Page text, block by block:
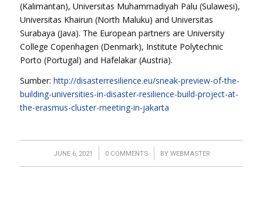
(Kalimantan), Universitas Muhammadiyah Palu (Sulawesi),
Universitas Khairun (North Maluku) and Universitas
Surabaya (Java). The European partners are University
College Copenhagen (Denmark), Institute Polytechnic
Porto (Portugal) and Hafelakar (Austria).
Sumber: http://disasterresilience.eu/sneak-preview-of-the-
building-universities-in-disaster-resilience-build-project-at-
the-erasmus-cluster-meeting-in-jakarta
JUNE 6, 2021
/ 0 COMMENTS
/ BY WEBMASTER